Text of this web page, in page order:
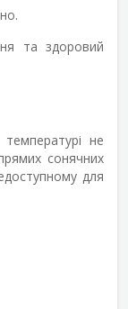
та здоровий
температурі не
сонячних
для